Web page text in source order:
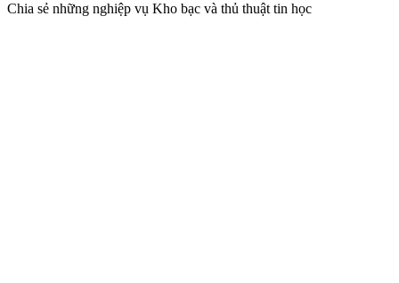
Chia sẻ những nghiệp vụ Kho bạc và thủ thuật tin học